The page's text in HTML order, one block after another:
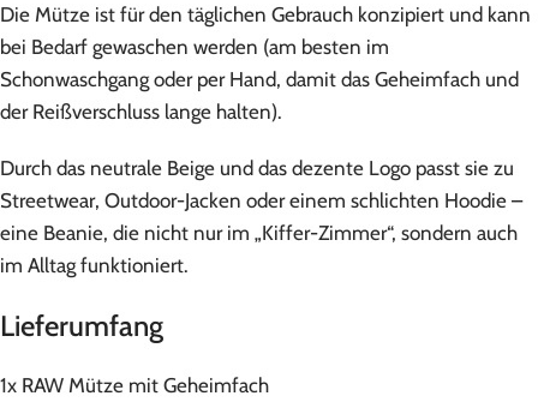
Die Mütze ist für den täglichen Gebrauch konzipiert und kann
bei Bedarf gewaschen werden (am besten im
Schonwaschgang oder per Hand, damit das Geheimfach und
der Reißverschluss lange halten).
Durch das neutrale Beige und das dezente Logo passt sie zu
Streetwear, Outdoor-Jacken oder einem schlichten Hoodie –
eine Beanie, die nicht nur im „Kiffer-Zimmer“, sondern auch
im Alltag funktioniert.
Lieferumfang
1x RAW Mütze mit Geheimfach